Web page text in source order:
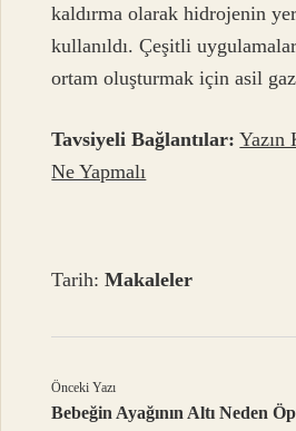
kaldırma olarak hidrojenin
kullanıldı. Çeşitli
ortam oluşturmak için asil
Tavsiyeli Bağlantılar: Yazın
Ne Yapmalı
Tarih:Makaleler
Önceki Yazı
Bebeğin Ayağının Altı Neden